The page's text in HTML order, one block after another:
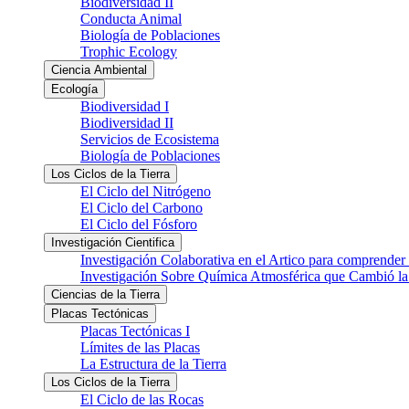
Conducta Animal
Biología de Poblaciones
Trophic Ecology
Ciencia Ambiental
Ecología
Biodiversidad I
Biodiversidad II
Servicios de Ecosistema
Biología de Poblaciones
Los Ciclos de la Tierra
El Ciclo del Nitrógeno
El Ciclo del Carbono
El Ciclo del Fósforo
Investigación Cientifica
Investigación Colaborativa en el Artico para
Investigación Sobre Química Atmosférica que Cambió
Ciencias de la Tierra
Placas Tectónicas
Placas Tectónicas I
Límites de las Placas
La Estructura de la Tierra
Los Ciclos de la Tierra
El Ciclo de las Rocas